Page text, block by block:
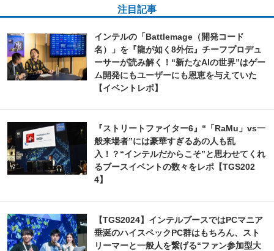
注目記事
インテルの「Battlemage（開発コード
名）」を『龍が如く8外伝』チーフプロデュ
ーサーが読み解く！“新たなAIの世界”はゲー
ム開発にもユーザーにも恩恵を与えていた
【イベントレポ】
『ストリートファイター6』“「RaMu」vs一
般来場者”には豪華すぎるあの人も乱
入！？“インテルだからこそ”と思わせてくれ
るブースイベントの数々をレポ【TGS202
4】
【TGS2024】インテルブースではPCマニア
垂涎のハイスペックPC群はもちろん、スト
リーマーと一般人を繋げる“ファン参加型大